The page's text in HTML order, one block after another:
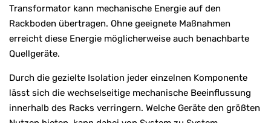
Transformator kann mechanische Energie auf den
Rackboden übertragen. Ohne geeignete Maßnahmen
erreicht diese Energie möglicherweise auch benachbarte
Quellgeräte.
Durch die gezielte Isolation jeder einzelnen Komponente
lässt sich die wechselseitige mechanische Beeinflussung
innerhalb des Racks verringern. Welche Geräte den größten